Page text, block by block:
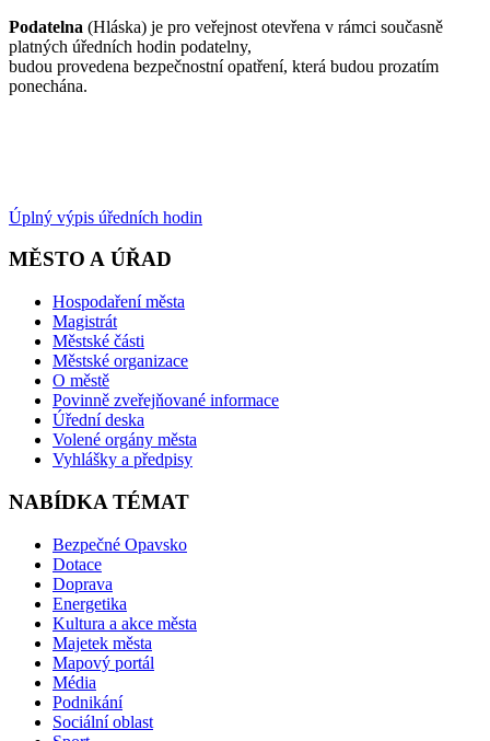
Podatelna (Hláska) je pro veřejnost otevřena v rámci současně
platných úředních hodin podatelny,
budou provedena bezpečnostní opatření, která budou prozatím
ponechána.
Úplný výpis úředních hodin
MĚSTO A ÚŘAD
Hospodaření města
Magistrát
Městské části
Městské organizace
O městě
Povinně zveřejňované informace
Úřední deska
Volené orgány města
Vyhlášky a předpisy
NABÍDKA TÉMAT
Bezpečné Opavsko
Dotace
Doprava
Energetika
Kultura a akce města
Majetek města
Mapový portál
Média
Podnikání
Sociální oblast